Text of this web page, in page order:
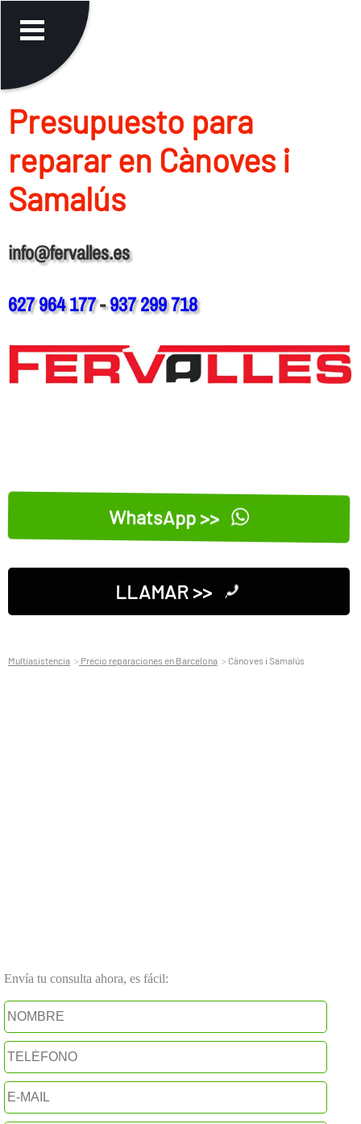
Presupuesto para
reparar en Cànoves i
Samalús
info@fervalles.es
627 964 177-937 299 718
WhatsApp >>
LLAMAR >>
Multiasistencia Precio reparaciones en Barcelona Cànoves i Samalús
Envía tu consulta ahora, es fácil: